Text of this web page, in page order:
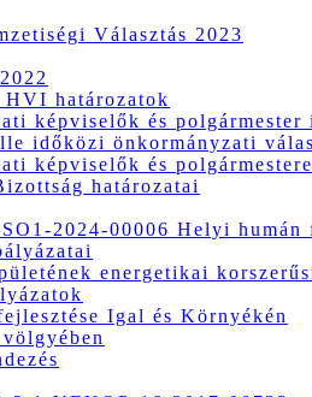
Választás 2023
határozatok
képviselők és polgármester
időközi önkormányzati
képviselők és
határozatai
2024-00006 Helyi humán
energetikai
Igal és Környékén